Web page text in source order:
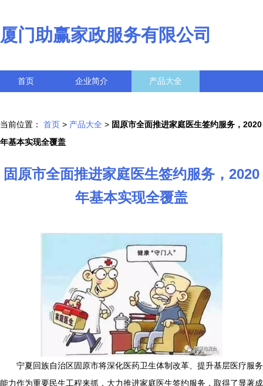
厦门助赢家政服务有限公司
首页 企业简介 产品大全
当前位置： 首页 > 产品大全 > 固原市全面推进家庭医生签约服务，2020
年基本实现全覆盖
固原市全面推进家庭医生签约服务，2020
年基本实现全覆盖
宁夏回族自治区固原市将深化医药卫生体制改革、提升基层医疗服务
能力作为重要民生工程来抓，大力推进家庭医生签约服务，取得了显著成